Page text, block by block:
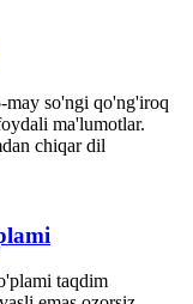
may so'ngi qo'ng'iroq
ma'lumotlar.
chiqar dil
taqdim